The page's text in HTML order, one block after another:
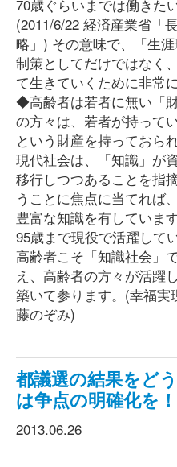
70歳ぐらいまでは働きた
(2011/6/22 経済産業省「
略」) その意味で、「生
制策としてだけではなく
て生きていくために非常
◆高齢者は若者に無い「
の方々は、若者が持って
という財産を持っておら
現代社会は、「知識」が
移行しつつあることを指
うことに焦点に当てれば
豊富な知識を有していま
95歳まで現役で活躍して
高齢者こそ「知識社会」
え、高齢者の方々が活躍
築いて参ります。(幸福
藤のぞみ)
都議選の結果をど
は争点の明確化を！
2013.06.26